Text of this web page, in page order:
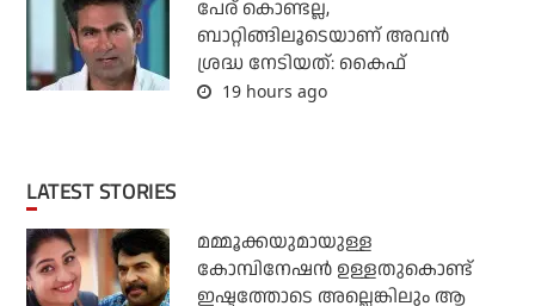
പേര് കൊണ്ടല്ല,
ബാറ്റിങ്ങിലൂടെയാണ് അവൻ
ശ്രദ്ധ നേടിയത്: കൈഫ്
19 hours ago
LATEST STORIES
മമ്മൂക്കയുമായുള്ള
കോമ്പിനേഷൻ ഉള്ളതുകൊണ്ട്
ഇഷ്ടത്തോടെ അല്ലെങ്കിലും ആ